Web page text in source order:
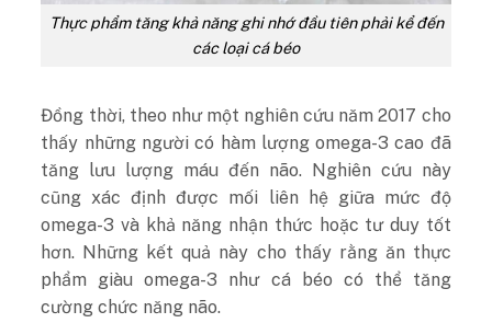
Thực phẩm tăng khả năng ghi nhớ đầu tiên phải kể đến
các loại cá béo
Đồng thời, theo như một nghiên cứu năm 2017 cho
thấy những người có hàm lượng omega-3 cao đã
tăng lưu lượng máu đến não. Nghiên cứu này
cũng xác định được mối liên hệ giữa mức độ
omega-3 và khả năng nhận thức hoặc tư duy tốt
hơn. Những kết quả này cho thấy rằng ăn thực
phẩm giàu omega-3 như cá béo có thể tăng
cường chức năng não.